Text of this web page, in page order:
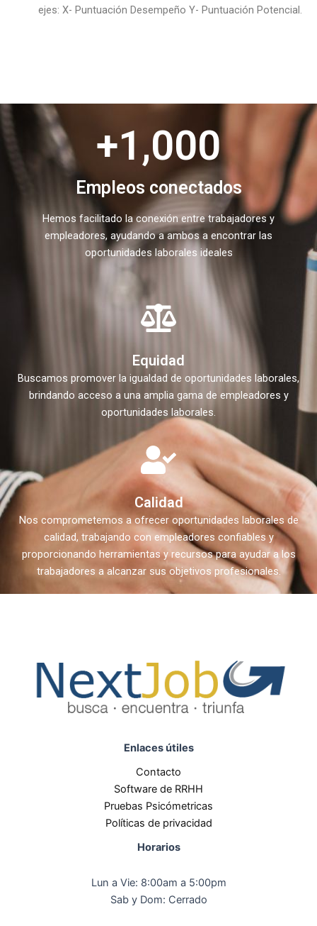
ejes: X- Puntuación Desempeño Y- Puntuación Potencial.
+1,000
Empleos conectados
Hemos facilitado la conexión entre trabajadores y
empleadores, ayudando a ambos a encontrar las
oportunidades laborales ideales
Equidad
Buscamos promover la igualdad de oportunidades laborales,
brindando acceso a una amplia gama de empleadores y
oportunidades laborales.
Calidad
Nos comprometemos a ofrecer oportunidades laborales de
calidad, trabajando con empleadores confiables y
proporcionando herramientas y recursos para ayudar a los
trabajadores a alcanzar sus objetivos profesionales.
Enlaces útiles
Contacto
Software de RRHH
Pruebas Psicómetricas
Políticas de privacidad
Horarios
Lun a Vie: 8:00am a 5:00pm
Sab y Dom: Cerrado